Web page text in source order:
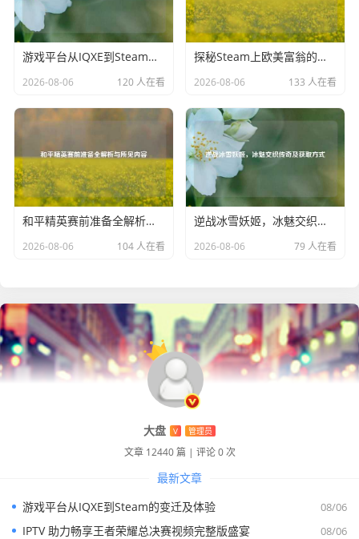
沉浸感十足的体验
为了给玩家带来极致的沉浸体验,这些游戏在音效、画面等方
面都下足了功夫，枪炮声、爆炸声震耳欲聋，仿佛将玩家直
烟弥漫的战场还是废墟中挣扎的士兵，都让玩家深刻感受到
战争的残酷与无情，游戏中的剧情任务和历史事件串联起整
个二战历程，玩家在完成任务的过程中，不仅能体验到紧张
刺激的战斗，还能深入了解历史背后的故事，沉浸在那个充
满热血与牺牲的时代。
对历史的铭记与反思
一种铭记与反思，通过游戏，玩家能更加直观地认识到战争
的残酷性和破坏性，体会到和平的珍贵，它们提醒着我们，
那段历史不应被遗忘，我们应当从历史中汲取教训，珍惜当
下的和平环境，共同努力维护世界的和平与稳定。
以二战为主题的 Steam 战略游戏为玩家打开了一扇了解历
史、体验战争的大门，它们以独特的方式让玩家在虚拟世界
中领略到二战的风云变幻，在策略与决策的较量中收获乐趣
与思考，成为玩家们探索历史、感受战争魅力的绝佳选择。
游戏平台从IQXE到Steam的变迁及体验
2026-08-06 120 人在看
探秘Steam上欧美富翁的游戏世界与相关美剧
2026-08-06 133 人在看
和平精英赛前准备全解析与所见内容
2026-08-06 104 人在看
逆战冰雪妖姬，冰魅交织传奇及获取方式
2026-08-06 79 人在看
大盘 V 管理员
文章 12440 篇 | 评论 0 次
最新文章
08/06
游戏平台从IQXE到Steam的变迁及体验
08/06
IPTV 助力畅享王者荣耀总决赛视频完整版盛宴